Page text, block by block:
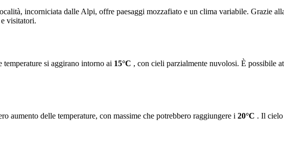
incorniciata dalle Alpi, offre paesaggi mozzafiato e un clima variabile. Grazie
visitatori.
si aggirano intorno ai 15°C , con cieli parzialmente nuvolosi. È possibile
aumento delle temperature, con massime che potrebbero raggiungere i 20°C . Il cielo